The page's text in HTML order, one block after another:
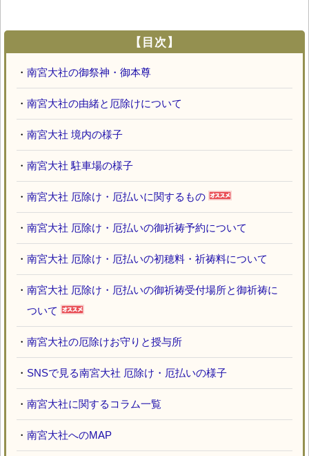
【目次】
・ 南宮大社の御祭神・御本尊
・ 南宮大社の由緒と厄除けについて
・ 南宮大社 境内の様子
・ 南宮大社 駐車場の様子
・ 南宮大社 厄除け・厄払いに関するもの
・ 南宮大社 厄除け・厄払いの御祈祷予約について
・ 南宮大社 厄除け・厄払いの初穂料・祈祷料について
・ 南宮大社 厄除け・厄払いの御祈祷受付場所と御祈祷に
ついて
・ 南宮大社の厄除けお守りと授与所
・ SNSで見る南宮大社 厄除け・厄払いの様子
・ 南宮大社に関するコラム一覧
・ 南宮大社へのMAP